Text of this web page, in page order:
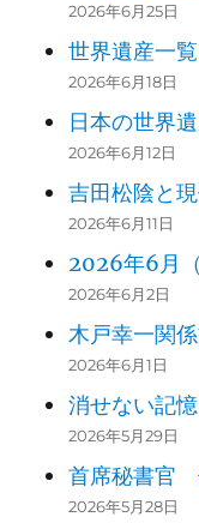
2026年6月25日
世界遺産一覧
2026年6月18日
日本の世界
2026年6月12日
吉田松陰と
2026年6月11日
2026年6月（
2026年6月2日
木戸幸一関
2026年6月1日
消せない記
2026年5月29日
首席秘書官
2026年5月28日